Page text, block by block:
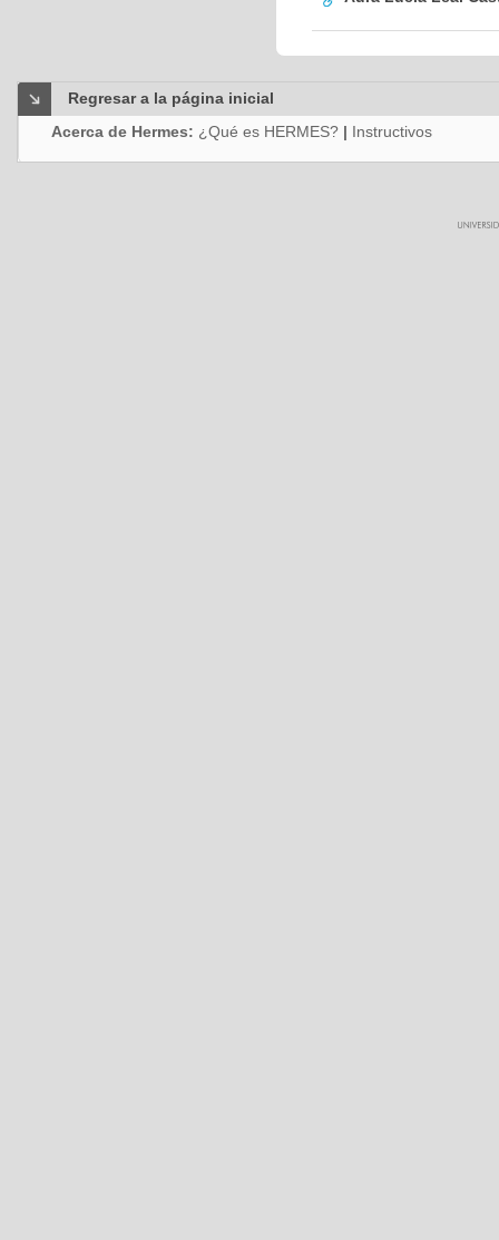
Regresar a la página inicial
Acerca de Hermes: ¿Qué es HERMES? | Instructivos